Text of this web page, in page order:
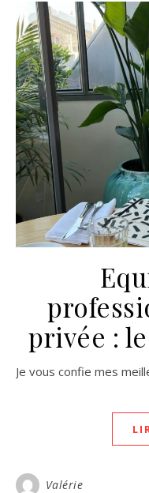
privée :
Je vous confie mes
Valérie